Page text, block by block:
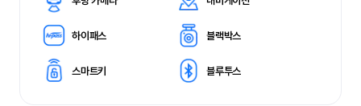
하이패스 블랙박스
스마트키 블루투스